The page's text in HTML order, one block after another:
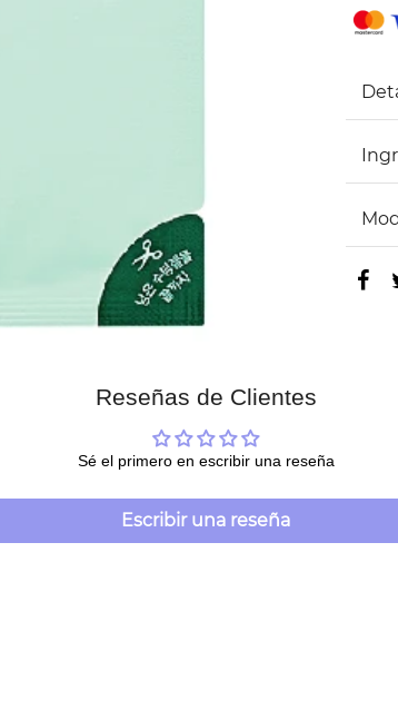
Reseñas de Clientes
Sé el primero en escribir una reseña
Escribir una reseña